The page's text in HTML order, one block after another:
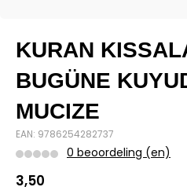
KURAN
BUGÜNE
MUCIZE
EAN: 9786254282737
0 beoordeling (en)
3,50